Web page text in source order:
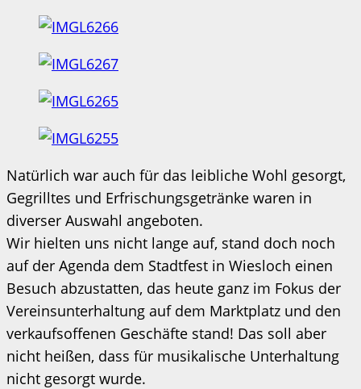
Natürlich war auch für das leibliche Wohl gesorgt,
Gegrilltes und Erfrischungsgetränke waren in
diverser Auswahl angeboten.
Wir hielten uns nicht lange auf, stand doch noch
auf der Agenda dem Stadtfest in Wiesloch einen
Besuch abzustatten, das heute ganz im Fokus der
Vereinsunterhaltung auf dem Marktplatz und den
verkaufsoffenen Geschäfte stand! Das soll aber
nicht heißen, dass für musikalische Unterhaltung
nicht gesorgt wurde.